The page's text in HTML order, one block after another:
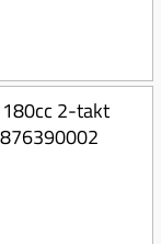
2-takt